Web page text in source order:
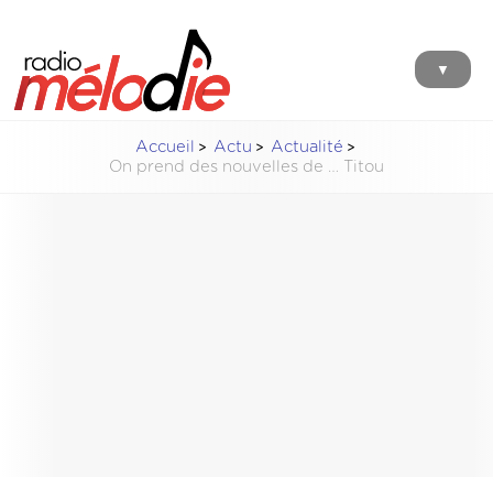
▼
Accueil Actu
Actualité
On prend des nouvelles de … Titou